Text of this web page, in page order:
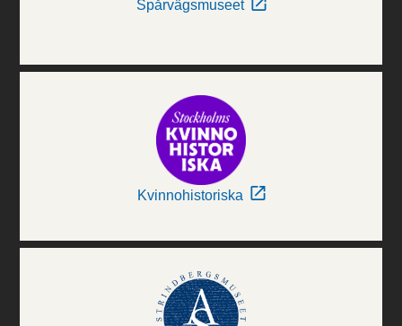
Spårvägsmuseet
Kvinnohistoriska